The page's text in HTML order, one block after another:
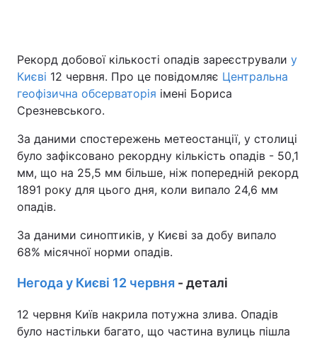
Рекорд добової кількості опадів зареєстрували у
Києві 12 червня. Про це повідомляє Центральна
геофізична обсерваторія імені Бориса
Срезневського.
За даними спостережень метеостанції, у столиці
було зафіксовано рекордну кількість опадів - 50,1
мм, що на 25,5 мм більше, ніж попередній рекорд
1891 року для цього дня, коли випало 24,6 мм
опадів.
За даними синоптиків, у Києві за добу випало
68% місячної норми опадів.
Негода у Києві 12 червня - деталі
12 червня Київ накрила потужна злива. Опадів
було настільки багато, що частина вулиць пішла